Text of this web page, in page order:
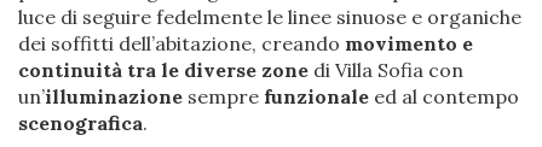
luce di seguire fedelmente le linee sinuose e organiche
dei soffitti dell’abitazione, creando movimento e
continuità tra le diverse zone di Villa Sofia con
un’illuminazione sempre funzionale ed al contempo
scenografica.